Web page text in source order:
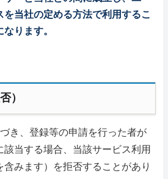
を当社の定める方法で利用するこ
ります。
）
き、登録等の申請を行った者が
該当する場合、当該サービス利用
みます）を拒否することがあり